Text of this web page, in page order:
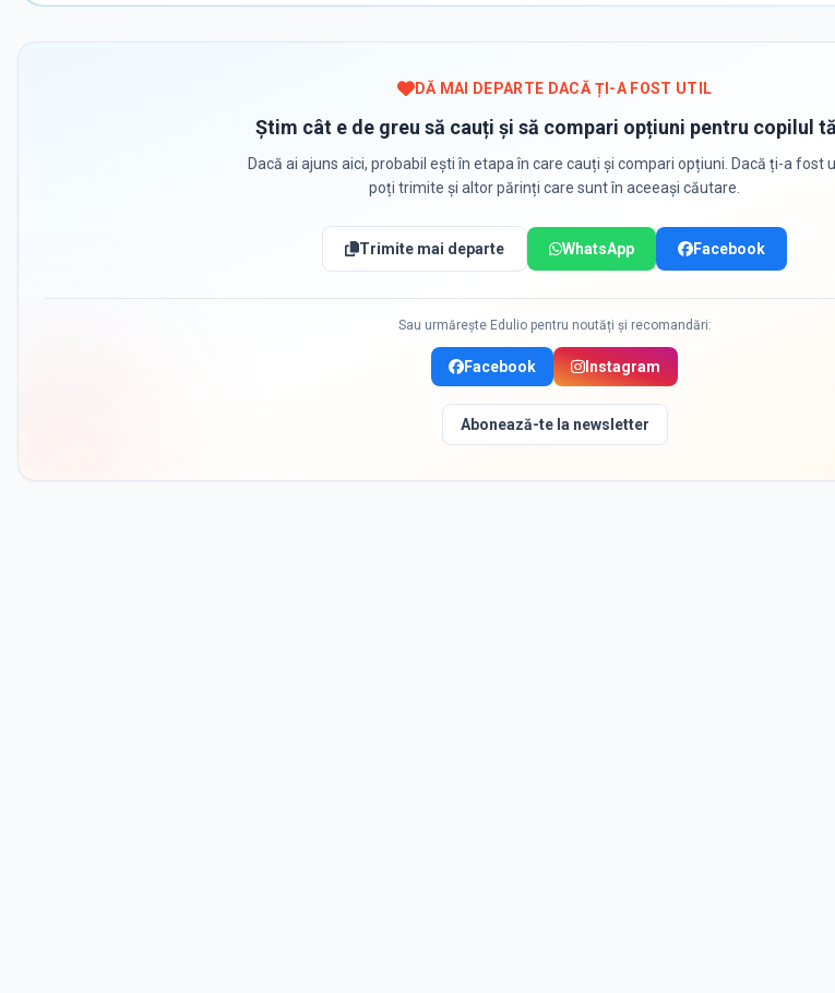
DĂ MAI DEPARTE DACĂ ȚI-A FOST UTIL
Știm cât e de greu să cauți și să compari opțiuni pentru copilul
Dacă ai ajuns aici, probabil ești în etapa în care cauți și compari opțiuni. Dacă ți-a fost
poți trimite și altor părinți care sunt în aceeași căutare.
Trimite mai departe WhatsApp Facebook
Sau urmărește Edulio pentru noutăți și recomandări:
Facebook Instagram
Abonează-te la newsletter